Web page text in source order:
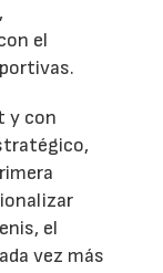
el
y con
el
vez más